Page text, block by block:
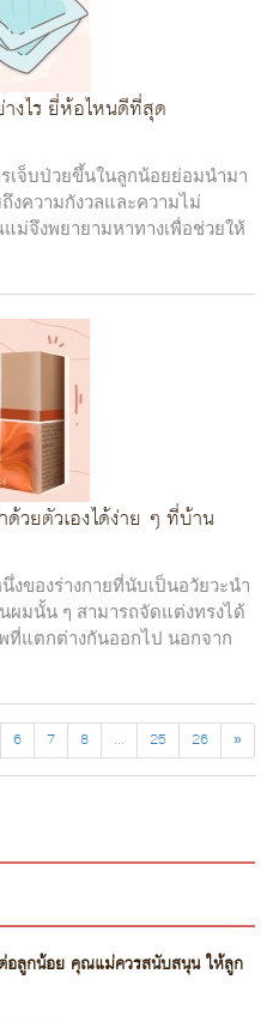
งไร ยี่ห้อไหนดีที่สุด
เจ็บป่วยขึ้นในลูกน้อยย่อมนำมา
งความกังวลและความไม่
งพยายามหาทางเพื่อช่วยให้
วยตัวเองได้ง่าย ๆ ที่บ้าน
งของร่างกายที่นับเป็นอวัยวะนำ
ผมนั้น ๆ สามารถจัดแต่งทรงได้
ที่แตกต่างกันออกไป นอกจาก
6 7 8 ... 25 26 »
อลูกน้อย คุณแม่ควรสนับสนุน ให้ลูก